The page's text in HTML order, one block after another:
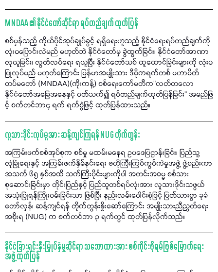
MNDAA ၏ နိုင်ငံတော်ဆိုင်ရာ ရပ်တည်ချက် ထုတ်ပြန်
စစ်မှန်သည့် ကိုယ်ပိုင်အုပ်ချုပ်ခွင့် ရရှိရေးဟူသည့် နိုင်ငံရေးရပ်တည်ချက်ကို
လုံးဝပြောင်းလဲမည် မဟုတ်ဘဲ နိုင်ငံတော်မှ ခွဲထွက်ခြင်း၊ နိုင်ငံတော်အာဏာ
လုယူခြင်း၊ လွတ်လပ်ရေး ရယူပြီး နိုင်ငံတော်သစ် ထူထောင်ခြင်းများကို လုံးဝ
ပြုလုပ်မည် မဟုတ်ကြောင်း မြန်မာအမျိုးသား ဒီမိုကရက်တစ် မဟာမိတ်
တပ်မတော် (MNDAA)(ကိုးကန့်) စစ်ရေးကော်မတီက"လတ်တလော
နိုင်ငံတော်အခြေအနေနှင့် ပတ်သက်၍ ရပ်တည်ချက်ထုတ်ပြန်ခြင်း" အမည်ဖြ
င့် စက်တင်ဘာ၄ ရက် ရက်စွဲဖြင့် ထုတ်ပြန်ထားသည်။
လူသားဒိုင်းလုပ်မှုအား ဆန့်ကျင်ကြရန် NUG တိုက်တွန်း
အကြမ်းဖက်စစ်အုပ်စုက စစ်မှု မထမ်းမနေရ ဥပဒေပြဌာန်းခြင်း၊ ပြည်သူ့
လုံခြုံရေးနှင့် အကြမ်းဖက်နှိမ်နင်းရေး ဗဟိုကြီးကြပ်ကွပ်ကဲမှုအဖွဲ့ ဖွဲ့စည်းကာ
အသက် ၆၅ နှစ်အထိ သက်ကြီးပိုင်းများကိုပါ အတင်းအဓမ္မ စစ်သား
စုဆောင်းခြင်းမှာ တိုင်းပြည်နှင့် ပြည်သူတစ်ရပ်လုံးအား လူသားဒိုင်းသဖွယ်
အသုံးပြုရန်ကြိုးပမ်းခြင်းသာ ဖြစ်ပြီး နည်းလမ်းပေါင်းစုံဖြင့် ပြတ်သားစွာ ခုခံ
တော်လှန်၊ ဆန့်ကျင်ရန် တိုက်တွန်းနှိုးဆော်ကြောင်း အမျိုးသားညီညွတ်ရေး
အစိုးရ (NUG) က စက်တင်ဘာ ၃ ရက်တွင် ထုတ်ပြန်လိုက်သည်။
နိုင်ငံခြားရင်းနှီးမြှုပ်နှံမှုဆိုင်ရာ သဘောထားအား စစ်ကိုင်းဖိုရမ်ဖြစ်မြောက်ရေး
အဖွဲ့ ထုတ်ပြန်